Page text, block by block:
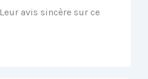
avis sincère sur ce